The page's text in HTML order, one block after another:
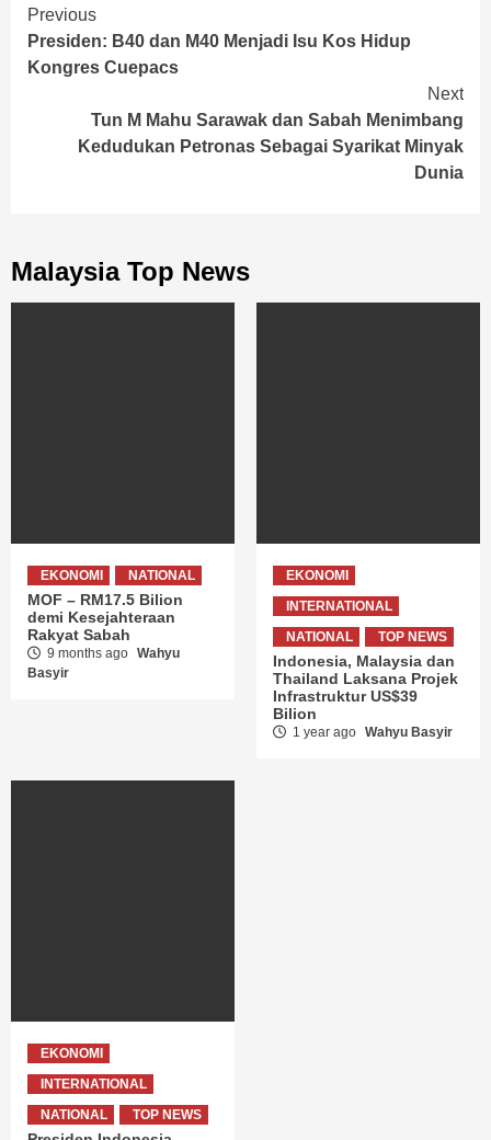
Continue
Reading
Previous
Presiden: B40 dan M40 Menjadi Isu Kos Hidup
Kongres Cuepacs
Next
Tun M Mahu Sarawak dan Sabah Menimbang
Kedudukan Petronas Sebagai Syarikat Minyak
Dunia
Malaysia Top News
EKONOMI NATIONAL
MOF – RM17.5 Bilion
demi Kesejahteraan
Rakyat Sabah
9 months ago Wahyu
Basyir
EKONOMI
INTERNATIONAL
NATIONAL
TOP NEWS
Indonesia, Malaysia dan
Thailand Laksana Projek
Infrastruktur US$39
Bilion
1 year ago Wahyu Basyir
EKONOMI
INTERNATIONAL
NATIONAL
TOP NEWS